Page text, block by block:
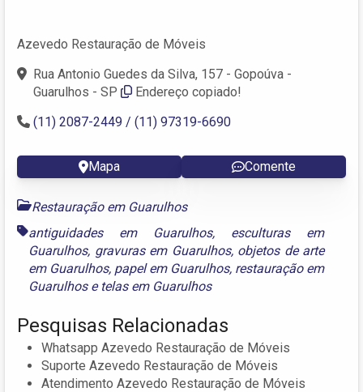
Azevedo Restauração de Móveis
Rua Antonio Guedes da Silva, 157 - Gopoúva -
Guarulhos - SP
Endereço copiado!
(11) 2087-2449 / (11) 97319-6690
Mapa Comente
Restauração em Guarulhos
antiguidades em Guarulhos, esculturas em
Guarulhos, gravuras em Guarulhos, objetos de arte
em Guarulhos, papel em Guarulhos, restauração em
Guarulhose telas em Guarulhos
Pesquisas Relacionadas
Whatsapp Azevedo Restauração de Móveis
Suporte Azevedo Restauração de Móveis
Atendimento Azevedo Restauração de Móveis